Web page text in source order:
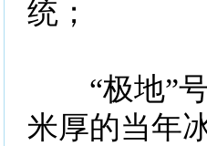
统；
“极地”号
米厚的当年